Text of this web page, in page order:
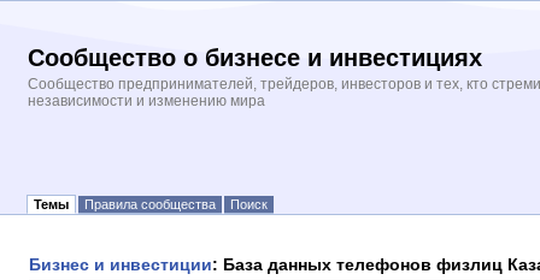
Сообщество о бизнесе и инвестициях
Сообщество предпринимателей, трейдеров, инвесторов и тех, кто
независимости и изменению мира
Темы Правила сообщества Поиск
Бизнес и инвестиции: База данных телефонов физлиц